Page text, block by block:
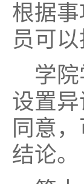
根据
员可
学
设置
同意
结论。